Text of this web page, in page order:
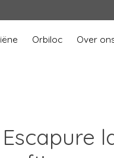
Orbiloc Over
Escapure